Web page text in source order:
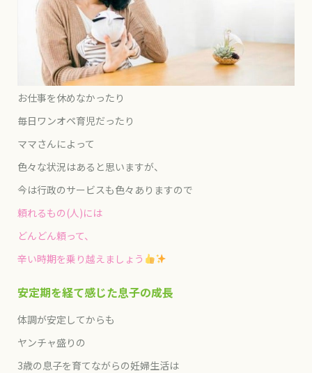
お仕事を休めなかったり
毎日ワンオペ育児だったり
ママさんによって
色々な状況はあると思いますが、
今は行政のサービスも色々ありますので
頼れるもの(人)には
どんどん頼って、
辛い時期を乗り越えましょう
安定期を経て感じた息子の成長
体調が安定してからも
ヤンチャ盛りの
3歳の息子を育てながらの妊婦生活は